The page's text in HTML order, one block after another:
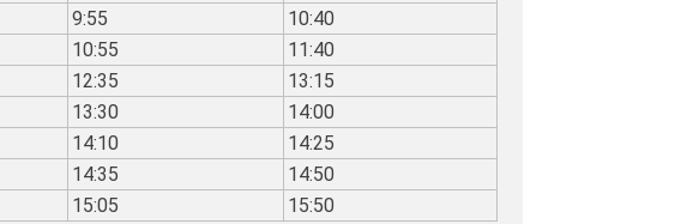
9:55
10:40
10:55
11:40
12:35
13:15
13:30
14:00
14:10
14:25
14:35
14:50
15:05 15:50